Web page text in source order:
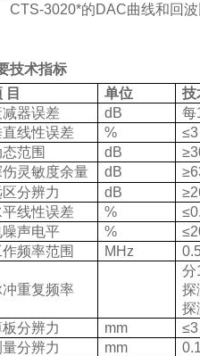
3020*的DAC曲线和回波
技术指标
目
单位 技
减器误差
dB
每
直线性误差
%
≤3
范围
dB
伤灵敏度余量
dB
区分辨力
dB
平线性误差
%
噪声电平
%
作频率范围
MHz
冲重复频率
分
探
探
板分辨力
mm ≤3
量分辨力
mm
0.1